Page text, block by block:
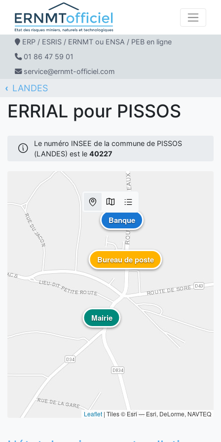
ERP / ESRIS / ERNMT ou ENSA / PEB en ligne
01 86 47 59 01
service@ernmt-officiel.com
ERNMT Officiel
ERRIAL
LANDES
PISSOS
ERRIAL pour PISSOS
Le numéro INSEE de la commune de PISSOS
(LANDES) est le 40227
Banque
Bureau de poste
Mairie
Leaflet | Tiles © Esri — Esri, DeLorme, NAVTEQ